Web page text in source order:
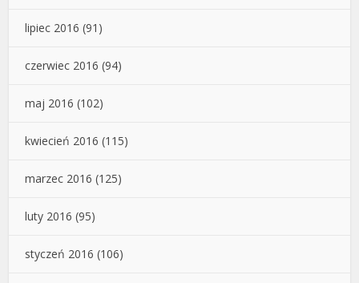
lipiec 2016 (91)
czerwiec 2016 (94)
maj 2016 (102)
kwiecień 2016 (115)
marzec 2016 (125)
luty 2016 (95)
styczeń 2016 (106)